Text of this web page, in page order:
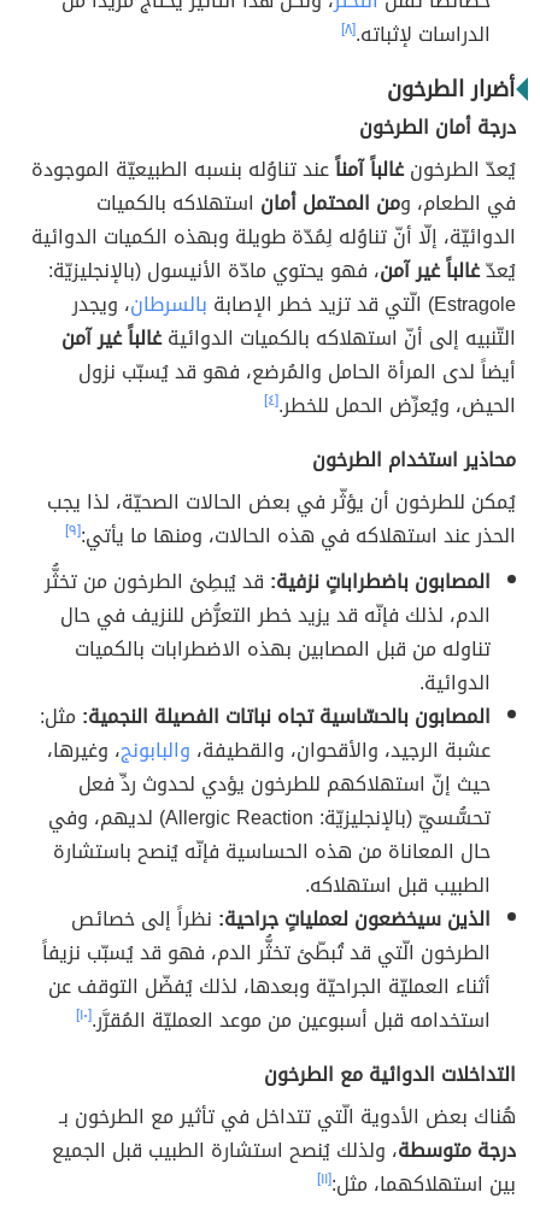
الدراسات لإثباته.[٨]
أضرار الطرخون
درجة أمان الطرخون
يُعدّ الطرخونغالباً آمناًعند تناوُله بنسبه الطبيعيّة الموجودة
في الطعام، ومن المحتمل أمان استهلاكه بالكميات
الدوائيّة، إلّا أنّ تناوُله لِمُدّة طويلة وبهذه الكميات الدوائية
يُعدّغالباً غير آمن، فهو يحتوي مادّة الأنيسول (بالإنجليزيّة:
Estragole) الّتي قد تزيد خطر الإصابة
بالسرطان، ويجدر
التّنبيه إلى أنّ استهلاكه بالكميات الدوائيةغالباً غير آمن
أيضاً لدى المرأة الحامل والمُرضع، فهو قد يُسبّب نزول
الحيض، ويُعرِّض الحمل للخطر.[٤]
محاذير استخدام الطرخون
يُمكن للطرخون أن يؤثّر في بعض الحالات الصحيّة، لذا يجب
الحذر عند استهلاكه في هذه الحالات، ومنها ما يأتي:[٩]
المصابون باضطراباتٍ نزفية: قد يُبطِئ الطرخون من تخثُّر
الدم، لذلك فإنّه قد يزيد خطر التعرُّض للنزيف في حال
تناوله من قبل المصابين بهذه الاضطرابات بالكميات
الدوائية.
المصابون بالحسّاسية تجاه نباتات الفصيلة النجمية: مثل:
عشبة الرجيد، والأقحوان، والقطيفة، والبابونج، وغيرها،
حيث إنّ استهلاكهم للطرخون يؤدي لحدوث ردِّ فعل
تحسُّسيّ (بالإنجليزيّة: Allergic Reaction) لديهم، وفي
حال المعاناة من هذه الحساسية فإنّه يُنصح باستشارة
الطبيب قبل استهلاكه.
الذين سيخضعون لعملياتٍ جراحية: نظراً إلى خصائص
الطرخون الّتي قد تُبطّئ تخثُّر الدم، فهو قد يُسبّب نزيفاً
أثناء العمليّة الجراحيّة وبعدها، لذلك يُفضّل التوقف عن
استخدامه قبل أسبوعين من موعد العمليّة المُقرَّر.[١٠]
التداخلات الدوائية مع الطرخون
هُناك بعض الأدوية الّتي تتداخل في تأثير مع الطرخون بـ
درجة متوسطة، ولذلك يُنصح استشارة الطبيب قبل الجميع
بين استهلاكهما، مثل:[١١]